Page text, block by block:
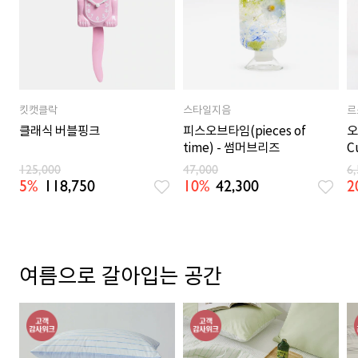
킷캣클락
클래식 버블핑크
125,000
5% 118,750
스타일지음
피스오브타임(pieces of
time) - 썸머브리즈
47,000
10% 42,300
여름으로 갈아입는 공간